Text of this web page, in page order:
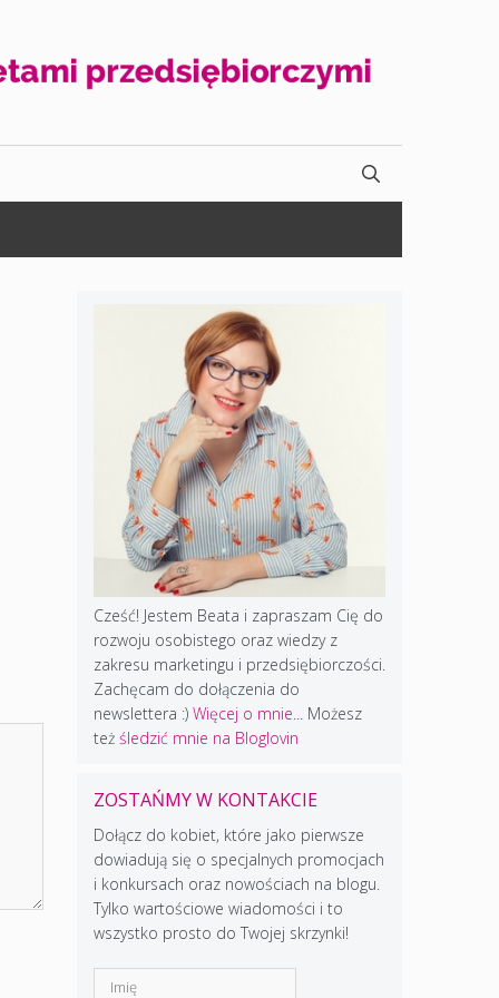
Cześć! Jestem Beata i zapraszam Cię do
rozwoju osobistego oraz wiedzy z
zakresu marketingu i przedsiębiorczości.
Zachęcam do dołączenia do
newslettera :) Więcej o mnie...
Możesz
też śledzić mnie na Bloglovin
ZOSTAŃMY W KONTAKCIE
Dołącz do kobiet, które jako pierwsze
dowiadują się o specjalnych promocjach
i konkursach oraz nowościach na blogu.
Tylko wartościowe wiadomości i to
wszystko prosto do Twojej skrzynki!